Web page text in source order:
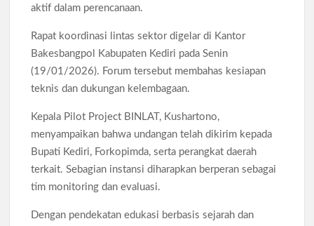
aktif dalam perencanaan.
Rapat koordinasi lintas sektor digelar di Kantor
Bakesbangpol Kabupaten Kediri pada Senin
(19/01/2026). Forum tersebut membahas kesiapan
teknis dan dukungan kelembagaan.
Kepala Pilot Project BINLAT, Kushartono,
menyampaikan bahwa undangan telah dikirim kepada
Bupati Kediri, Forkopimda, serta perangkat daerah
terkait. Sebagian instansi diharapkan berperan sebagai
tim monitoring dan evaluasi.
Dengan pendekatan edukasi berbasis sejarah dan